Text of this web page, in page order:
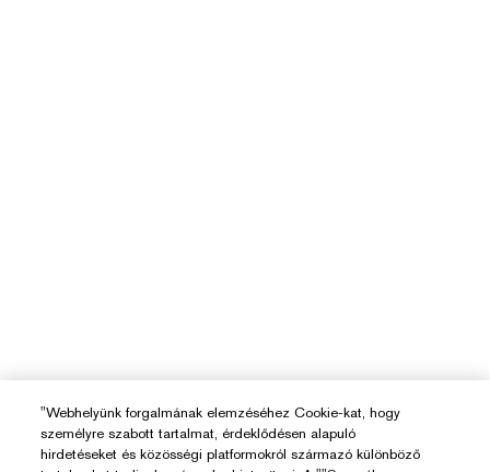
"Webhelyünk forgalmának elemzéséhez Cookie-kat, hogy
személyre szabott tartalmat, érdeklődésen alapuló
hirdetéseket és közösségi platformokról származó különböző